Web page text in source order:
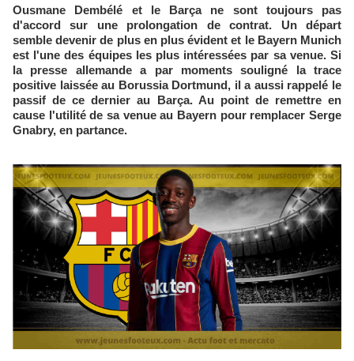
Ousmane Dembélé et le Barça ne sont toujours pas
d'accord sur une prolongation de contrat. Un départ
semble devenir de plus en plus évident et le Bayern Munich
est l'une des équipes les plus intéressées par sa venue. Si
la presse allemande a par moments souligné la trace
positive laissée au Borussia Dortmund, il a aussi rappelé le
passif de ce dernier au Barça. Au point de remettre en
cause l'utilité de sa venue au Bayern pour remplacer Serge
Gnabry, en partance.